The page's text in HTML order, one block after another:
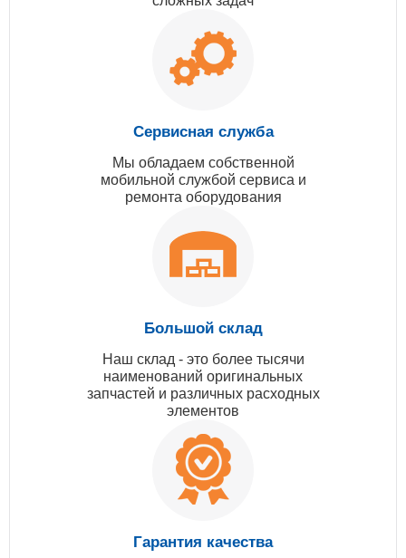
Сервисная служба
Мы обладаем собственной
мобильной службой сервиса и
ремонта оборудования
Большой склад
Наш склад - это более тысячи
наименований оригинальных
запчастей и различных расходных
элементов
Гарантия качества